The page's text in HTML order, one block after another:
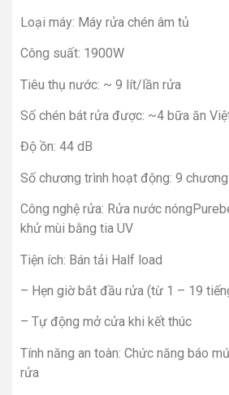
Loại máy: Máy rửa chén âm tủ
Công suất: 1900W
Tiêu thụ nước: ~ 9 lít/lần rửa
Số chén bát rửa được: ~4 bữa ăn
Độ ồn: 44 dB
Số chương trình hoạt động: 9
Công nghệ rửa: Rửa nước
khử mùi bằng tia UV
Tiện ích: Bán tải Half load
– Hẹn giờ bắt đầu rửa (từ 1 – 19
– Tự động mở cửa khi kết thúc
Tính năng an toàn: Chức năng báo
rửa